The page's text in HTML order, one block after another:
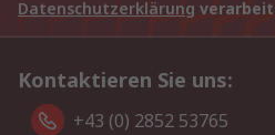
Datenschutzerklärung
Kontaktieren Sie uns:
+43 (0) 2852 53765